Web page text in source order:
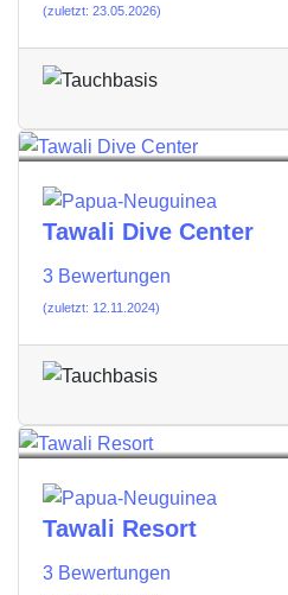
(zuletzt: 23.05.2026)
Tawali Dive Center
3 Bewertungen
(zuletzt: 12.11.2024)
Tawali Resort
3 Bewertungen